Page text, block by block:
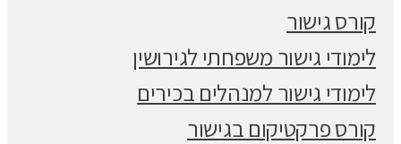
קורס גישור
לימודי גישור משפחתי לגירושין
לימודי גישור למנהלים בכירים
קורס פרקטיקום בגישור